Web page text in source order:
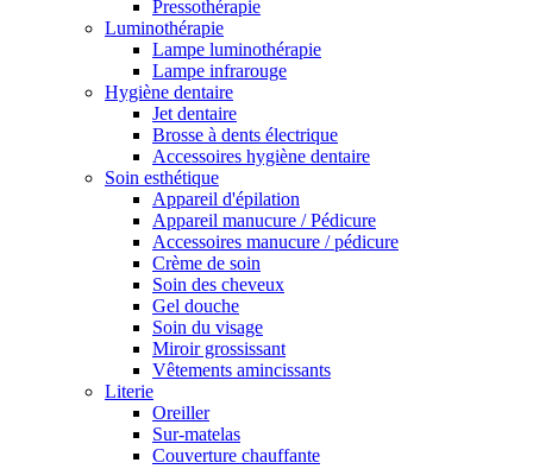
Pressothérapie
Luminothérapie
Lampe luminothérapie
Lampe infrarouge
Hygiène dentaire
Jet dentaire
Brosse à dents électrique
Accessoires hygiène dentaire
Soin esthétique
Appareil d'épilation
Appareil manucure / Pédicure
Accessoires manucure / pédicure
Crème de soin
Soin des cheveux
Gel douche
Soin du visage
Miroir grossissant
Vêtements amincissants
Literie
Oreiller
Sur-matelas
Couverture chauffante